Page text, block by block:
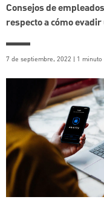
Consejos de
respecto a cómo
7 de septiembre, 2022 | 1 minuto